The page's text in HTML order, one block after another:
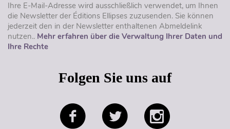
Ihre E-Mail-Adresse wird ausschließlich verwendet, um Ihnen
die Newsletter der Éditions Ellipses zuzusenden. Sie können
jederzeit den in der Newsletter enthaltenen Abmeldelink
nutzen.. Mehr erfahren über die Verwaltung Ihrer Daten und
Ihre Rechte
Folgen Sie uns auf